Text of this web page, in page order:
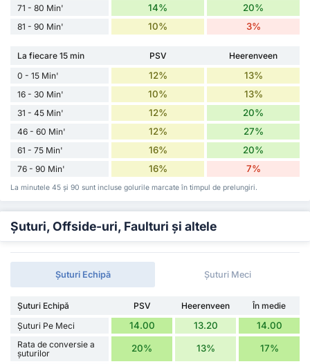
71 - 80 Min' 14% 20%
81 - 90 Min' 10% 3%
La fiecare 15 min PSV
Heerenveen
0 - 15 Min'
12% 13%
16 - 30 Min' 10% 13%
31 - 45 Min' 12% 20%
46 - 60 Min' 12% 27%
61 - 75 Min' 16% 20%
76 - 90 Min' 16% 7%
La minutele 45 și 90 sunt incluse golurile marcate în timpul de prelungiri.
Șuturi, Offside-uri, Faulturi și altele
Șuturi Echipă Șuturi Meci
Șuturi Echipă PSV Heerenveen
În medie
Șuturi Pe Meci
14.00 13.20 14.00
Rata de conversie a
șuturilor
20% 13% 17%